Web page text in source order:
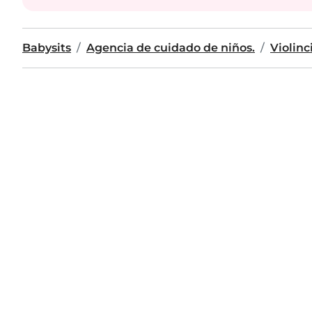
Babysits Agencia de cuidado de niños.